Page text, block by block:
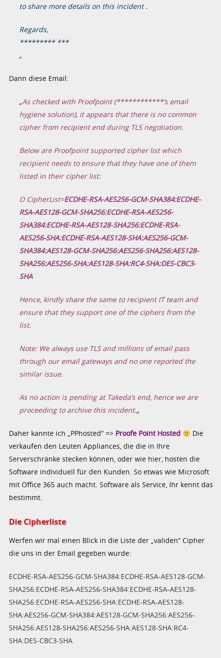
to share more details on this incident .
Regards,
********* ***
„
Dann diese Email:
„As checked with Proofpoint (************’s email
hygiene solution), it appears that there is no common
cipher from recipient end during TLS negotiation.
Below are Proofpoint supported cipher list which
recipient needs to ensure that they have one of them
listed in their cipher list:
O CipherList=ECDHE-RSA-AES256-GCM-SHA384:ECDHE-
RSA-AES128-GCM-SHA256:ECDHE-RSA-AES256-
SHA384:ECDHE-RSA-AES128-SHA256:ECDHE-RSA-
AES256-SHA:ECDHE-RSA-AES128-SHA:AES256-GCM-
SHA384:AES128-GCM-SHA256:AES256-SHA256:AES128-
SHA256:AES256-SHA:AES128-SHA:RC4-SHA:DES-CBC3-
SHA
Hence, kindly share the same to recipient IT team and
ensure that they support one of the ciphers from the
list.
Note: We always use TLS and millions of email pass
through our email gateways and no one reported the
similar issue.
As no action is pending at Takeda’s end, hence we are
proceeding to archive this incident.„
Daher kannte ich „PPhosted“ => Proofe Point Hosted
Die
verkaufen den Leuten Appliances, die die in Ihre
Serverschränke stecken können, oder wie hier, hosten die
Software individuell für den Kunden. So etwas wie Microsoft
mit Office 365 auch macht. Software als Service, Ihr kennt das
bestimmt.
Die Cipherliste
Werfen wir mal einen Blick in die Liste der „validen“ Cipher
die uns in der Email gegeben wurde:
ECDHE-RSA-AES256-GCM-SHA384:ECDHE-RSA-AES128-GCM-
SHA256:ECDHE-RSA-AES256-SHA384:ECDHE-RSA-AES128-
SHA256:ECDHE-RSA-AES256-SHA:ECDHE-RSA-AES128-
SHA:AES256-GCM-SHA384:AES128-GCM-SHA256:AES256-
SHA256:AES128-SHA256:AES256-SHA:AES128-SHA:RC4-
SHA:DES-CBC3-SHA